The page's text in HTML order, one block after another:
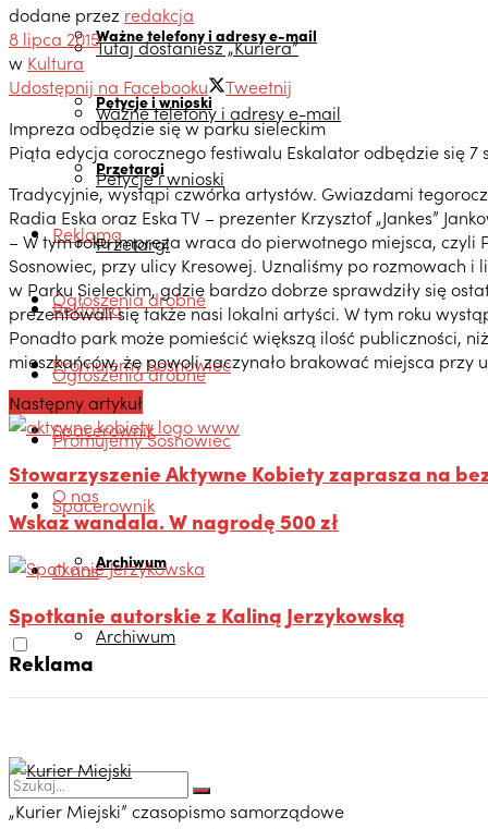
Ważne telefony i adresy e-mail
Petycje i wnioski
Przetargi
Reklama
Ogłoszenia drobne
Promujemy Sosnowiec
Spacerownik
O nas
Archiwum
Tutaj dostaniesz „Kuriera”
Ważne telefony i adresy e-mail
Petycje i wnioski
Przetargi
Reklama
Ogłoszenia drobne
Promujemy Sosnowiec
Spacerownik
O nas
Archiwum
dodane przez redakcja
8 lipca 2015
w Kultura
Udostępnij na Facebooku
Tweetnij
Impreza odbędzie się w parku sieleckim
Piąta edycja corocznego festiwalu Eskalator odbędzie się
Tradycyjnie, wystąpi czwórka artystów. Gwiazdami
Radia Eska oraz Eska TV – prezenter Krzysztof „Jankes”
– W tym roku impreza wraca do pierwotnego miejsca, czyli
Sosnowiec, przy ulicy Kresowej. Uznaliśmy po rozmowach
w Parku Sieleckim, gdzie bardzo dobrze sprawdziły się
prezentowali się także nasi lokalni artyści. W tym roku
Ponadto park może pomieścić większą ilość publiczności,
mieszkańców, że powoli zaczynało brakować miejsca przy
Następny artykuł
Stowarzyszenie Aktywne Kobiety zaprasza na
Wskaż wandala. W nagrodę 500 zł
Spotkanie autorskie z Kaliną Jerzykowską
Reklama
„Kurier Miejski” czasopismo samorządowe